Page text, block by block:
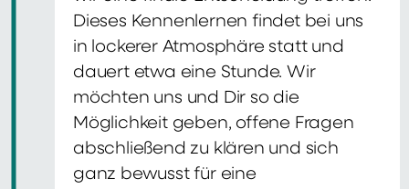
Dieses Kennenlernen findet bei uns
in lockerer Atmosphäre statt und
dauert etwa eine Stunde. Wir
möchten uns und Dir so die
Möglichkeit geben, offene Fragen
abschließend zu klären und sich
ganz bewusst für eine